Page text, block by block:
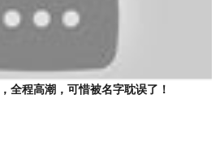
全程高潮，可惜被名字耽误了！